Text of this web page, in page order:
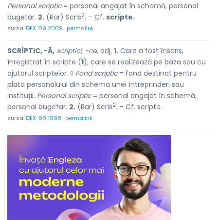
Personal scriptic= personal angajat în schemă, personal
bugetar. 2. (Rar) Scris2. – Cf. scripte.
sursa:DEX '09 2009 permalink
SCRÍPTIC, -Ă, scriptici, -ce, adj. 1. Care a fost înscris,
înregistrat în scripte (1); care se realizează pe baza sau cu
ajutorul scriptelor. ◊ Fond scriptic= fond destinat pentru
plata personalului din schema unei întreprinderi sau
instituții. Personal scriptic= personal angajat în schemă,
personal bugetar. 2. (Rar) Scris2. – Cf. scripte.
sursa:DEX '98 1998 permalink